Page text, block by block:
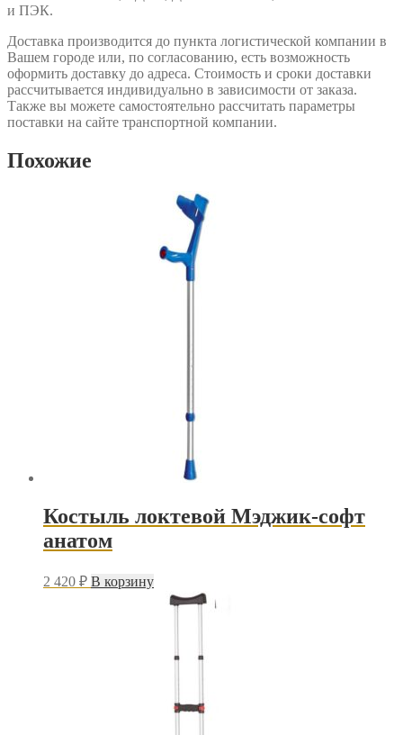
и ПЭК.
Доставка производится до пункта логистической компании в
Вашем городе или, по согласованию, есть возможность
оформить доставку до адреса. Стоимость и сроки доставки
рассчитывается индивидуально в зависимости от заказа.
Также вы можете самостоятельно рассчитать параметры
поставки на сайте транспортной компании.
Похожие
Костыль локтевой Мэджик-софт
анатом
2 420 ₽ В корзину